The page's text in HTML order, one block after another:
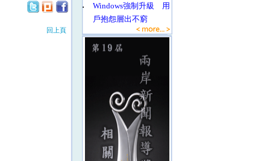
回上頁
‧
Windows強制升級 用
戶抱怨層出不窮